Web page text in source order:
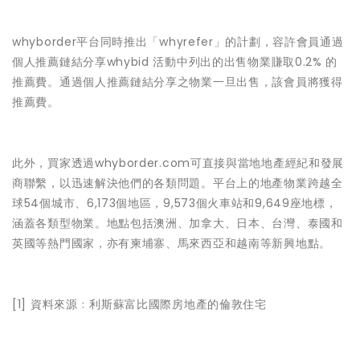
whyborder平台同時推出「whyrefer」的計劃，容許會員通過
個人推薦鏈結分享whybid 活動中列出的出售物業賺取0.2% 的
推薦費。通過個人推薦鏈結分享之物業一旦出售，該會員將獲得
推薦費。
此外，買家透過whyborder.com可直接與當地地產經紀和發展
商聯繫，以迅速解決他們的各類問題。平台上的地產物業跨越全
球54個城市、6,173個地區，9,573個火車站和9,649座地標，
涵蓋各類型物業。地點包括澳洲、加拿大、日本、台灣、泰國和
英國等熱門國家，亦有柬埔寨、馬來西亞和越南等新興地點。
[1] 資料來源﹕利斯蘇富比國際房地產的倫敦住宅